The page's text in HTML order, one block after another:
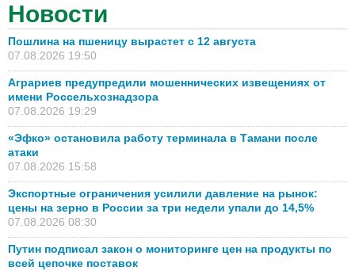
Новости
Пошлина на пшеницу вырастет с 12 августа
07.08.2026 19:50
Аграриев предупредили мошеннических извещениях от
имени Россельхознадзора
07.08.2026 19:29
«Эфко» остановила работу терминала в Тамани после
атаки
07.08.2026 15:58
Экспортные ограничения усилили давление на рынок:
цены на зерно в России за три недели упали до 14,5%
07.08.2026 08:30
Путин подписал закон о мониторинге цен на продукты по
всей цепочке поставок